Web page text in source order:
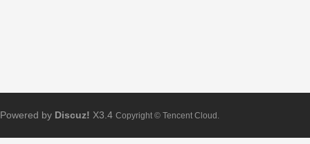
Powered by Discuz! X3.4 Copyright © Tencent Cloud.